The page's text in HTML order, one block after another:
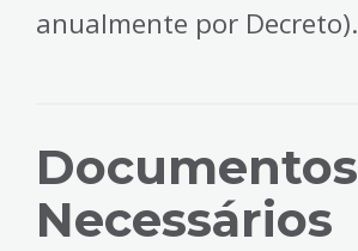
anualmente por Decreto).
Documentos
Necessários